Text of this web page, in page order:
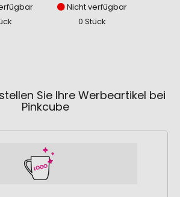
Nicht verfügbar
0 Stück
Sie Ihre Werbeartikel bei
Pinkcube